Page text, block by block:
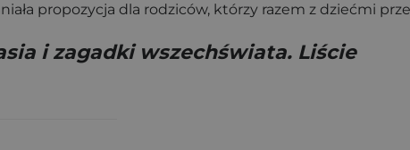
propozycja dla rodziców, którzy razem z dziećmi
i zagadki wszechświata. Liście